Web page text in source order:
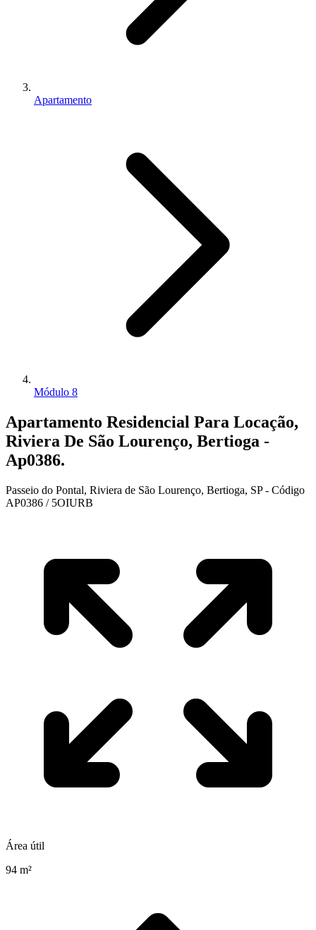
Apartamento
Módulo 8
Apartamento Residencial Para Locação,
Riviera De São Lourenço, Bertioga -
Ap0386.
Passeio do Pontal, Riviera de São Lourenço, Bertioga, SP - Código
AP0386 / 5OIURB
Área útil
94 m²